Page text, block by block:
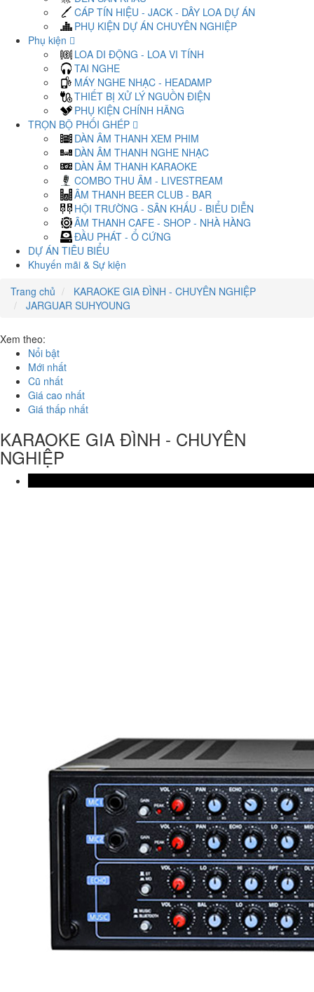
CÁP TÍN HIỆU - JACK - DÂY LOA DỰ ÁN
PHỤ KIỆN DỰ ÁN CHUYÊN NGHIỆP
Phụ kiện
LOA DI ĐỘNG - LOA VI TÍNH
TAI NGHE
MÁY NGHE NHẠC - HEADAMP
THIẾT BỊ XỬ LÝ NGUỒN ĐIỆN
PHỤ KIỆN CHÍNH HÃNG
TRỌN BỘ PHỐI GHÉP
DÀN ÂM THANH XEM PHIM
DÀN ÂM THANH NGHE NHẠC
DÀN ÂM THANH KARAOKE
COMBO THU ÂM - LIVESTREAM
ÂM THANH BEER CLUB - BAR
HỘI TRƯỜNG - SÂN KHẤU - BIỂU DIỄN
ÂM THANH CAFE - SHOP - NHÀ HÀNG
ĐẦU PHÁT - Ổ CỨNG
DỰ ÁN TIÊU BIỂU
Khuyến mãi & Sự kiện
Trang chủ
KARAOKE GIA ĐÌNH - CHUYÊN NGHIỆP
JARGUAR SUHYOUNG
Xem theo:
Nổi bật
Mới nhất
Cũ nhất
Giá cao nhất
Giá thấp nhất
KARAOKE GIA ĐÌNH - CHUYÊN
NGHIỆP